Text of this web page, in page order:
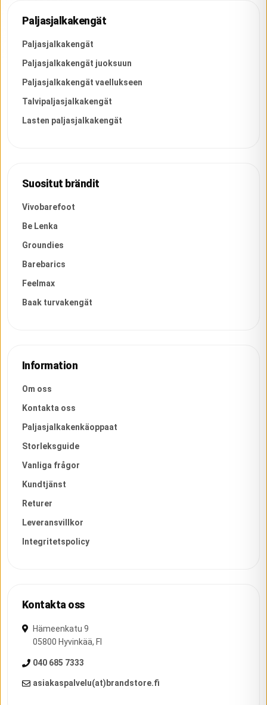
Paljasjalkakengät
Paljasjalkakengät
Paljasjalkakengät juoksuun
Paljasjalkakengät vaellukseen
Talvipaljasjalkakengät
Lasten paljasjalkakengät
Suositut brändit
Vivobarefoot
Be Lenka
Groundies
Barebarics
Feelmax
Baak turvakengät
Information
Om oss
Kontakta oss
Paljasjalkakenkäoppaat
Storleksguide
Vanliga frågor
Kundtjänst
Returer
Leveransvillkor
Integritetspolicy
Kontakta oss
Hämeenkatu 9
05800 Hyvinkää, FI
040 685 7333
asiakaspalvelu(at)brandstore.fi